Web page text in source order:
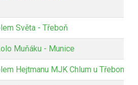
Světa - Třeboň
Muňáku - Munice
Hejtmanu MJK Chlum u Třeboně